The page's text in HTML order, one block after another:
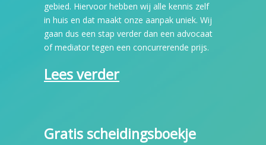
gebied. Hiervoor hebben wij alle kennis zelf
in huis en dat maakt onze aanpak uniek. Wij
gaan dus een stap verder dan een advocaat
of mediator tegen een concurrerende prijs.
Lees verder
Gratis scheidingsboekje